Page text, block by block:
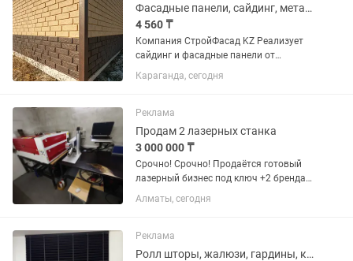
Фасадные панели, сайдинг, металлочерепица, проф. Лист мягкая кровля
4 560 ₸
Компания СтройФасад KZ Реализует
сайдинг и фасадные панели от
Немецких, Белорусских, Российских
производителей. Металлический
Кровельные материалы...
Караганда, сегодня
Реклама
Продам 2 лазерных станка
3 000 000 ₸
Срочно! Срочно! Продаётся готовый
лазерный бизнес под ключ +2 бренда
Отличный вариант для тех, кто хочет
начать собственное производство без
настройки рабочих процессов...
Алматы, сегодня
Реклама
Ролл шторы, жалюзи, гардины, карнизы